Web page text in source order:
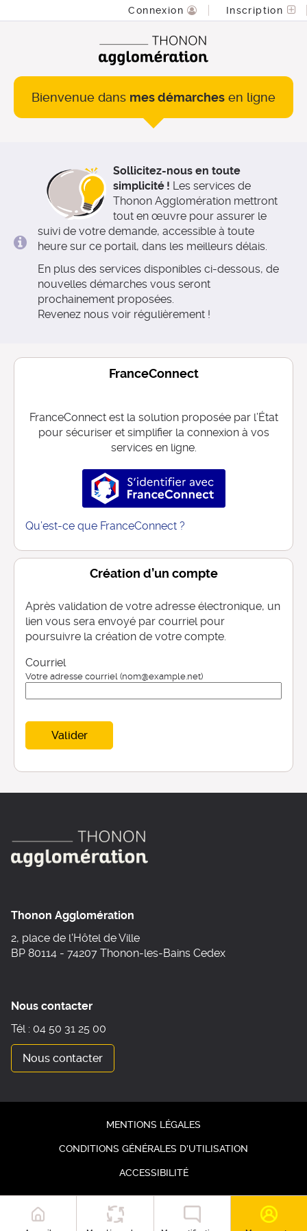
Connexion Inscription
Bienvenue dans mes démarches en ligne
Sollicitez-nous en toute
simplicité ! Les services de
Thonon Agglomération mettront
tout en œuvre pour assurer le
suivi de votre demande, accessible à toute
heure sur ce portail, dans les meilleurs délais.
En plus des services disponibles ci-dessous, de
nouvelles démarches vous seront
prochainement proposées.
Revenez nous voir régulièrement !
FranceConnect
FranceConnect est la solution proposée par l’État
pour sécuriser et simplifier la connexion à vos
services en ligne.
S’identifier avec
Qu’est-ce que FranceConnect ?
Création d’un compte
Après validation de votre adresse électronique, un
lien vous sera envoyé par courriel pour
poursuivre la création de votre compte.
Courriel
Votre adresse courriel (nom@example.net)
Valider
Thonon Agglomération
2, place de l'Hôtel de Ville
BP 80114 - 74207 Thonon-les-Bains Cedex
Nous contacter
Tél : 04 50 31 25 00
Nous contacter
MENTIONS LÉGALES
CONDITIONS GÉNÉRALES D'UTILISATION
ACCESSIBILITÉ